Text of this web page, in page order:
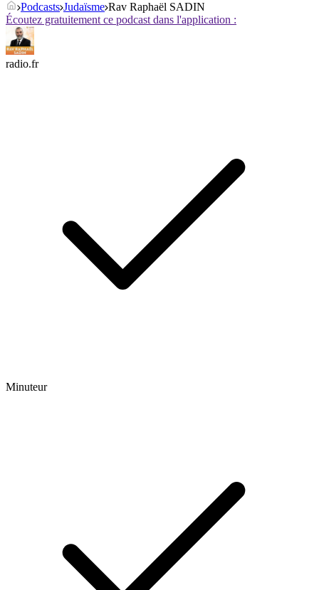
Podcasts Judaïsme Rav Raphaël SADIN
Écoutez gratuitement ce podcast dans l'application :
radio.fr
Minuteur